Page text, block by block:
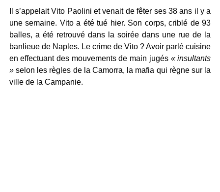
Il s’appelait Vito Paolini et venait de fêter ses 38 ans il y a
une semaine. Vito a été tué hier. Son corps, criblé de 93
balles, a été retrouvé dans la soirée dans une rue de la
banlieue de Naples. Le crime de Vito ? Avoir parlé cuisine
en effectuant des mouvements de main jugés « insultants
»selon les règles de la Camorra, la mafia qui règne sur la
ville de la Campanie.